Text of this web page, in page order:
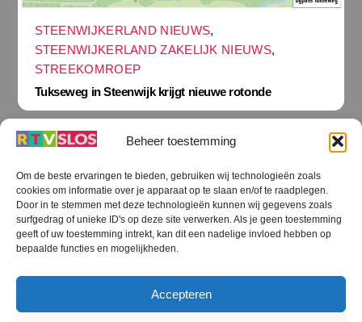
Beheer toestemming
Om de beste ervaringen te bieden, gebruiken wij technologieën zoals
cookies om informatie over je apparaat op te slaan en/of te raadplegen.
Door in te stemmen met deze technologieën kunnen wij gegevens zoals
surfgedrag of unieke ID's op deze site verwerken. Als je geen toestemming
geeft of uw toestemming intrekt, kan dit een nadelige invloed hebben op
bepaalde functies en mogelijkheden.
Accepteren
STEENWIJKERLAND NIEUWS,
STEENWIJKERLAND ZAKELIJK NIEUWS,
STREEKOMROEP
Tukseweg in Steenwijk krijgt nieuwe rotonde
Terug
naar
boven
RTV SLOS
RTV SLOS ANBI